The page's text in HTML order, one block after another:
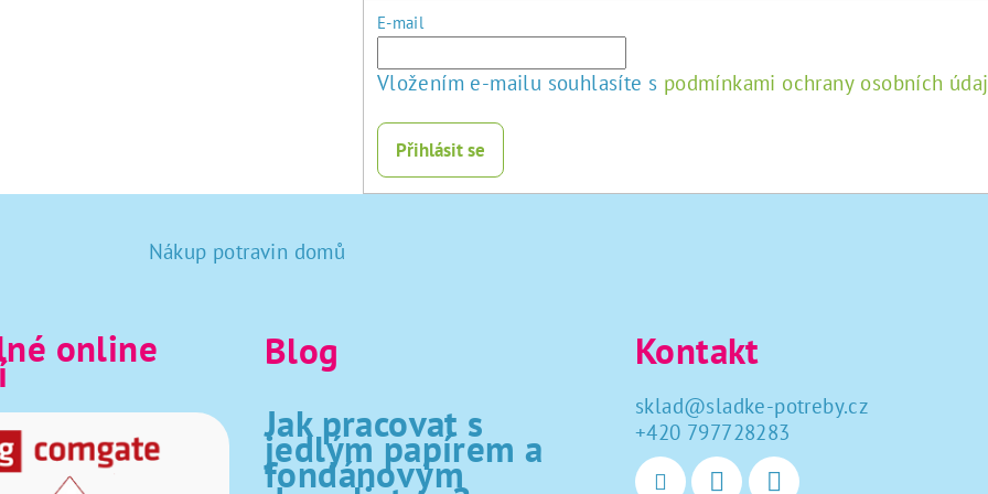
E-mail
Vložením e-mailu souhlasíte s podmínkami ochrany osobních
Přihlásit se
Nákup potravin domů
online
Blog
Jak pracovat s
jedlým papírem a
fondánovým
Kontakt
sklad@sladke-potreby.cz
+420 797728283